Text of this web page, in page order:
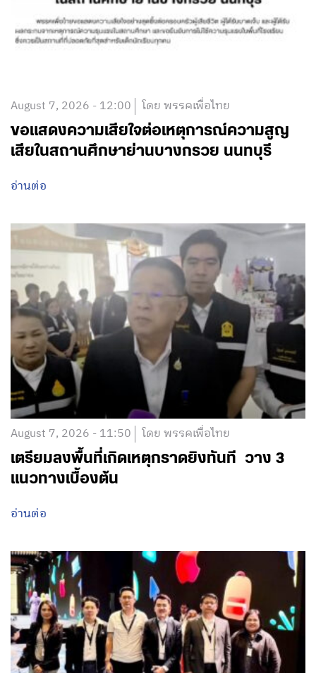
August 7, 2026 - 12:00 โดย พรรคเพื่อไทย
ขอแสดงความเสียใจต่อเหตุการณ์ความสูญ
เสียในสถานศึกษาย่านบางกรวย นนทบุรี
อ่านต่อ
August 7, 2026 - 11:50 โดย พรรคเพื่อไทย
เตรียมลงพื้นที่เกิดเหตุกราดยิงทันที วาง 3
แนวทางเบื้องต้น
อ่านต่อ